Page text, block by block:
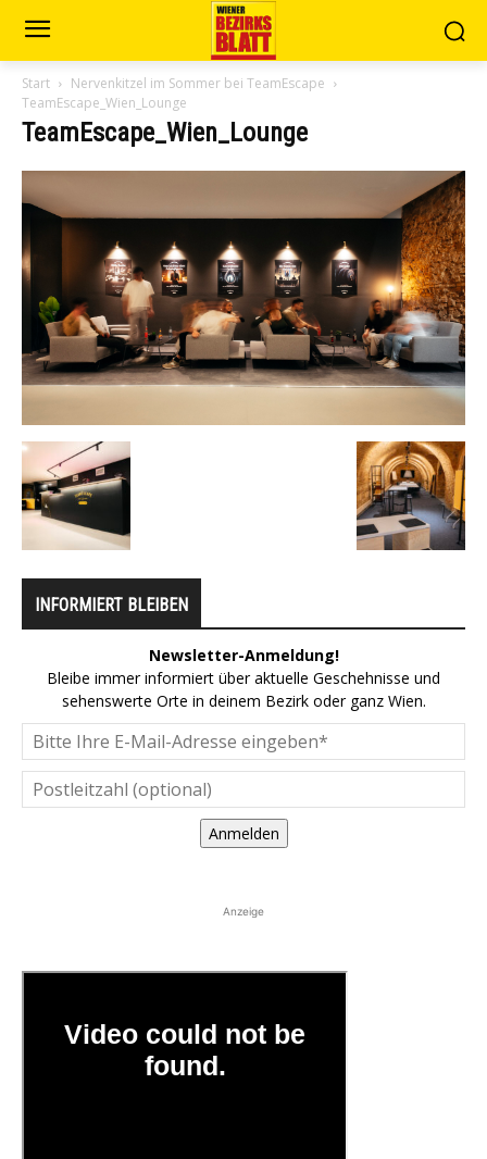
Start
Nervenkitzel im Sommer bei TeamEscape
TeamEscape_Wien_Lounge
TeamEscape_Wien_Lounge
INFORMIERT BLEIBEN
Newsletter-Anmeldung!
Bleibe immer informiert über aktuelle Geschehnisse und
sehenswerte Orte in deinem Bezirk oder ganz Wien.
Anmelden
Anzeige